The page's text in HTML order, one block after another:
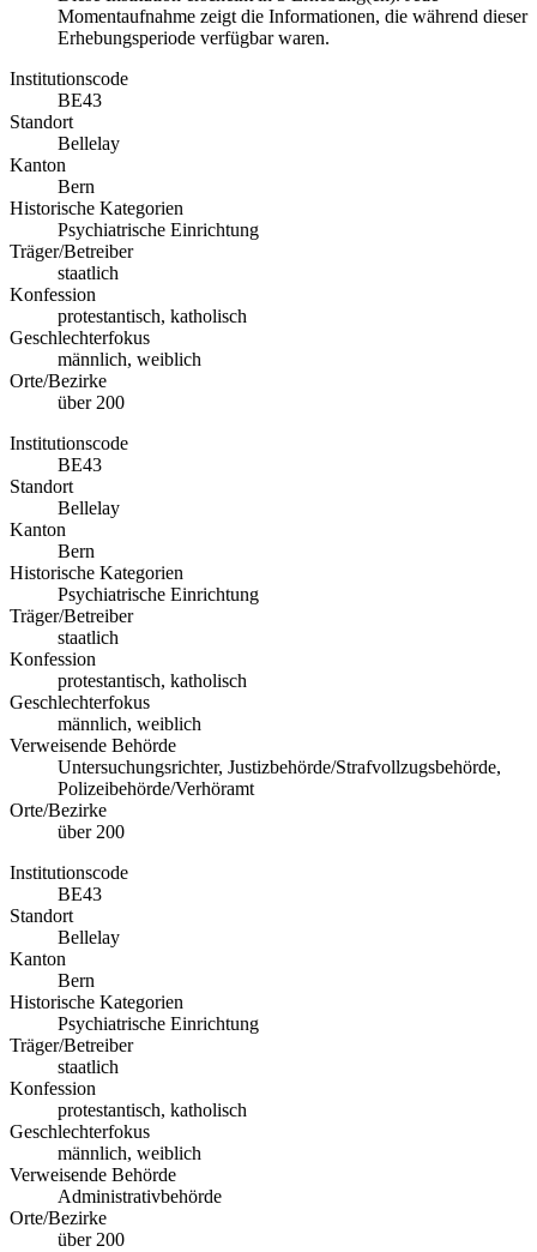
Momentaufnahme zeigt die Informationen, die während dieser
Erhebungsperiode verfügbar waren.
Institutionscode
BE43
Standort
Bellelay
Kanton
Bern
Historische Kategorien
Psychiatrische Einrichtung
Träger/Betreiber
staatlich
Konfession
protestantisch, katholisch
Geschlechterfokus
männlich, weiblich
Orte/Bezirke
über 200
Institutionscode
BE43
Standort
Bellelay
Kanton
Bern
Historische Kategorien
Psychiatrische Einrichtung
Träger/Betreiber
staatlich
Konfession
protestantisch, katholisch
Geschlechterfokus
männlich, weiblich
Verweisende Behörde
Untersuchungsrichter, Justizbehörde/Strafvollzugsbehörde,
Polizeibehörde/Verhöramt
Orte/Bezirke
über 200
Institutionscode
BE43
Standort
Bellelay
Kanton
Bern
Historische Kategorien
Psychiatrische Einrichtung
Träger/Betreiber
staatlich
Konfession
protestantisch, katholisch
Geschlechterfokus
männlich, weiblich
Verweisende Behörde
Administrativbehörde
Orte/Bezirke
über 200